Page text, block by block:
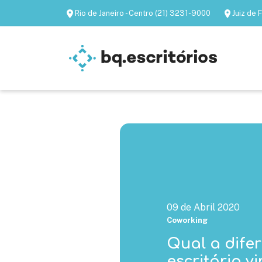
Rio de Janeiro - Centro (21) 3231-9000 Juiz de
Escritórios
09 de Abril 2020
Coworking
Qual a